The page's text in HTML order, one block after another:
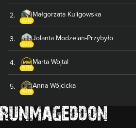
2.
ELITE
Małgorzata Kuligowska
3.
ELITE
Jolanta Modzelan-Przybyło
4. MW
ELITE
Marta Wojtal
5.
ELITE
Anna Wójcicka